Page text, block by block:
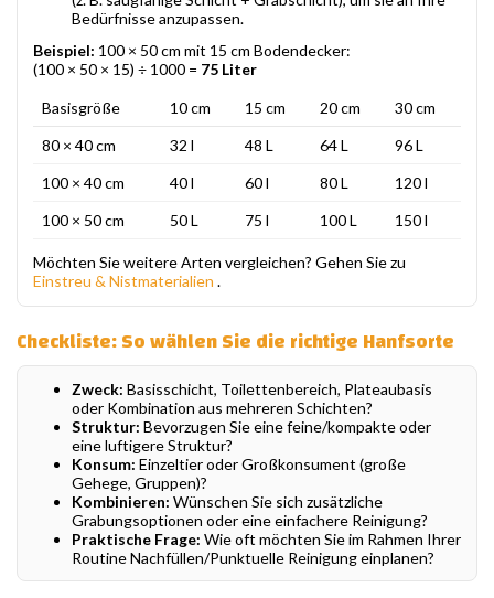
Bedürfnisse anzupassen.
Beispiel: 100 × 50 cm mit 15 cm Bodendecker:
(100 × 50 × 15) ÷ 1000 = 75 Liter
Basisgröße 10 cm 15 cm 20 cm
30 cm
80 × 40 cm
32 l 48 L 64 L
96 L
100 × 40 cm
40 l 60 l 80 L
120 l
100 × 50 cm
50 L 75 l 100 L 150 l
Möchten Sie weitere Arten vergleichen? Gehen Sie zu
Einstreu & Nistmaterialien .
Checkliste: So wählen Sie die richtige Hanfsorte
Zweck: Basisschicht, Toilettenbereich, Plateaubasis
oder Kombination aus mehreren Schichten?
Struktur: Bevorzugen Sie eine feine/kompakte oder
eine luftigere Struktur?
Konsum: Einzeltier oder Großkonsument (große
Gehege, Gruppen)?
Kombinieren: Wünschen Sie sich zusätzliche
Grabungsoptionen oder eine einfachere Reinigung?
Praktische Frage: Wie oft möchten Sie im Rahmen Ihrer
Routine Nachfüllen/Punktuelle Reinigung einplanen?